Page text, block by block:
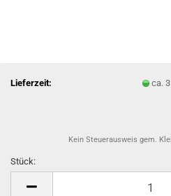
Lieferzeit: ca.
Kein Steuerausweis gem.
Stück: